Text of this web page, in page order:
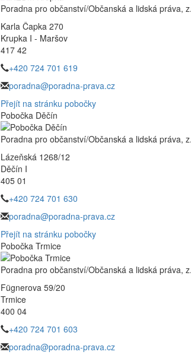
Poradna pro občanství/Občanská a lidská práva,
Karla Čapka 270
Krupka I - Maršov
417 42
+420 724 701 619
poradna@poradna-prava.cz
Přejít na stránku pobočky
Pobočka Děčín
Poradna pro občanství/Občanská a lidská práva,
Lázeňská 1268/12
Děčín I
405 01
+420 724 701 630
poradna@poradna-prava.cz
Přejít na stránku pobočky
Pobočka Trmice
Poradna pro občanství/Občanská a lidská práva,
Fügnerova 59/20
Trmice
400 04
+420 724 701 603
poradna@poradna-prava.cz